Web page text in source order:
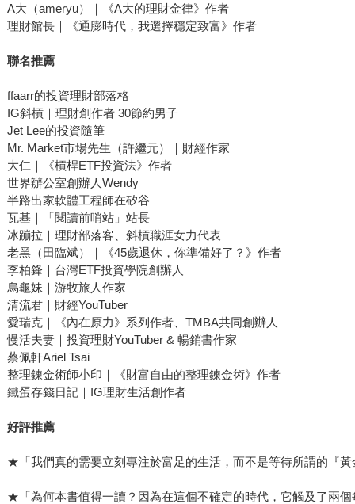
A大（ameryu）｜《A大的理財金律》作者
理財館長｜《通膨時代，我選擇穩定致富》作者
聯名推薦
ffaarr的投資理財部落格
IG斜槓｜理財創作者 30節約男子
Jet Lee的投資隨筆
Mr. Market市場先生（許繼元）｜財經作家
大仁｜《槓桿ETF投資法》作者
世界辦公室創辦人Wendy
半路出家軟體工程師在矽谷
瓦基｜「閱讀前哨站」站長
冰蹦拉｜理財部落客、斜槓職涯女力代表
老黑（田臨斌）｜《45歲退休，你準備好了？》作者
李柏鋒｜台灣ETF投資學院創辦人
烏龜妹｜游牧旅人作家
清流君｜財經YouTuber
愛瑞克｜《內在原力》系列作者、TMBA共同創辦人
慢活夫妻｜投資理財YouTuber & 暢銷書作家
蔡佩軒Ariel Tsai
整理鍊金術師小印｜《財富自由的整理鍊金術》作者
鐵蛋存錢日記｜IG理財生活創作者
好評推薦
★「我們真的需要立刻專注於富足的生活，而不是等待所謂的『
★「為何本書值得一讀？因為在這個不確定的時代，它觸及了兩